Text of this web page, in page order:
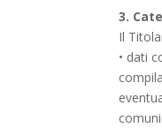
3.
Il
• dati